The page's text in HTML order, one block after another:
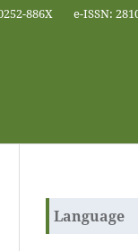
886X e-ISSN:
Language